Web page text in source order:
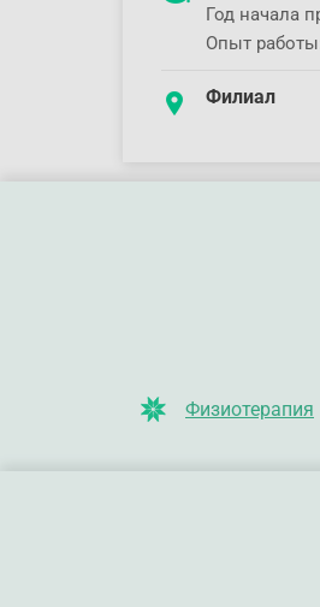
Год начала
Опыт
Филиал
Физиотерапия